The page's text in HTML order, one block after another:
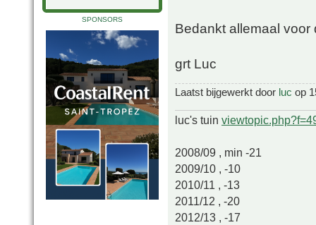
SPONSORS
Bedankt allemaal voor
grt Luc
Laatst bijgewerkt door luc op
luc's tuin
2008/09 , min -21
2009/10 , -10
2010/11 , -13
2011/12 , -20
2012/13 , -17